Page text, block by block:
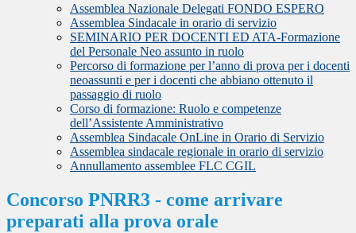
Assemblea Nazionale Delegati FONDO ESPERO
Assemblea Sindacale in orario di servizio
SEMINARIO PER DOCENTI ED ATA-Formazione
del Personale Neo assunto in ruolo
Percorso di formazione per l’anno di prova per i docenti
neoassunti e per i docenti che abbiano ottenuto il
passaggio di ruolo
Corso di formazione: Ruolo e competenze
dell’Assistente Amministrativo
Assemblea Sindacale OnLine in Orario di Servizio
Assemblea sindacale regionale in orario di servizio
Annullamento assemblee FLC CGIL
Concorso PNRR3 - come arrivare
preparati alla prova orale